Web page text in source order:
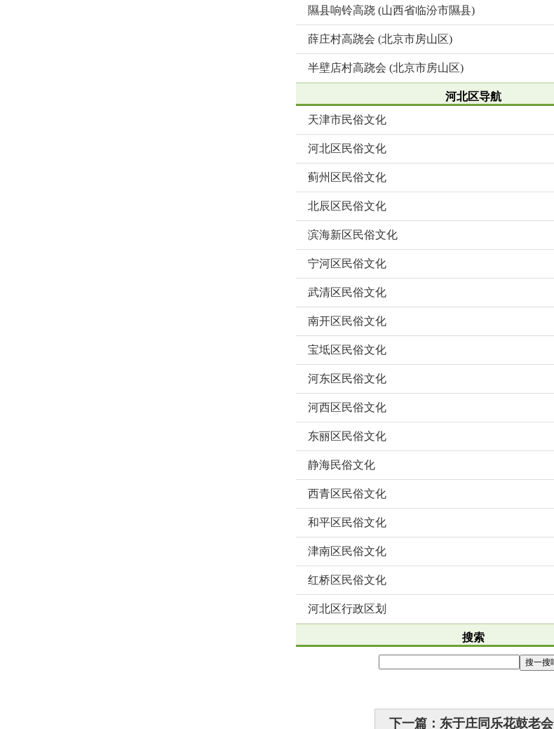
隰县响铃高跷 (山西省临汾市隰县)
薛庄村高跷会 (北京市房山区)
半壁店村高跷会 (北京市房山区)
河北区导航
天津市民俗文化
河北区民俗文化
蓟州区民俗文化
北辰区民俗文化
滨海新区民俗文化
宁河区民俗文化
武清区民俗文化
南开区民俗文化
宝坻区民俗文化
河东区民俗文化
河西区民俗文化
东丽区民俗文化
静海民俗文化
西青区民俗文化
和平区民俗文化
津南区民俗文化
红桥区民俗文化
河北区行政区划
搜索
下一篇：东于庄同乐花鼓老会